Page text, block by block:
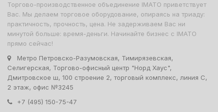
Торгово-производственное объединение IMATO приветствует
Вас. Мы делаем торговое оборудование, опираясь на триаду:
практичность, прочность, цена. Не задерживаем Вас ни
минутой больше: время-деньги. Начинайте бизнес с IMATO
прямо сейчас!
Метро Петровско-Разумовская, Тимирязевская,
Селигерская, Торгово-офисный центр "Норд Хаус",
Дмитровское ш, 100 строение 2, торговый комплекс, линия С,
2 этаж, офис №3245
+7 (495) 150-75-47